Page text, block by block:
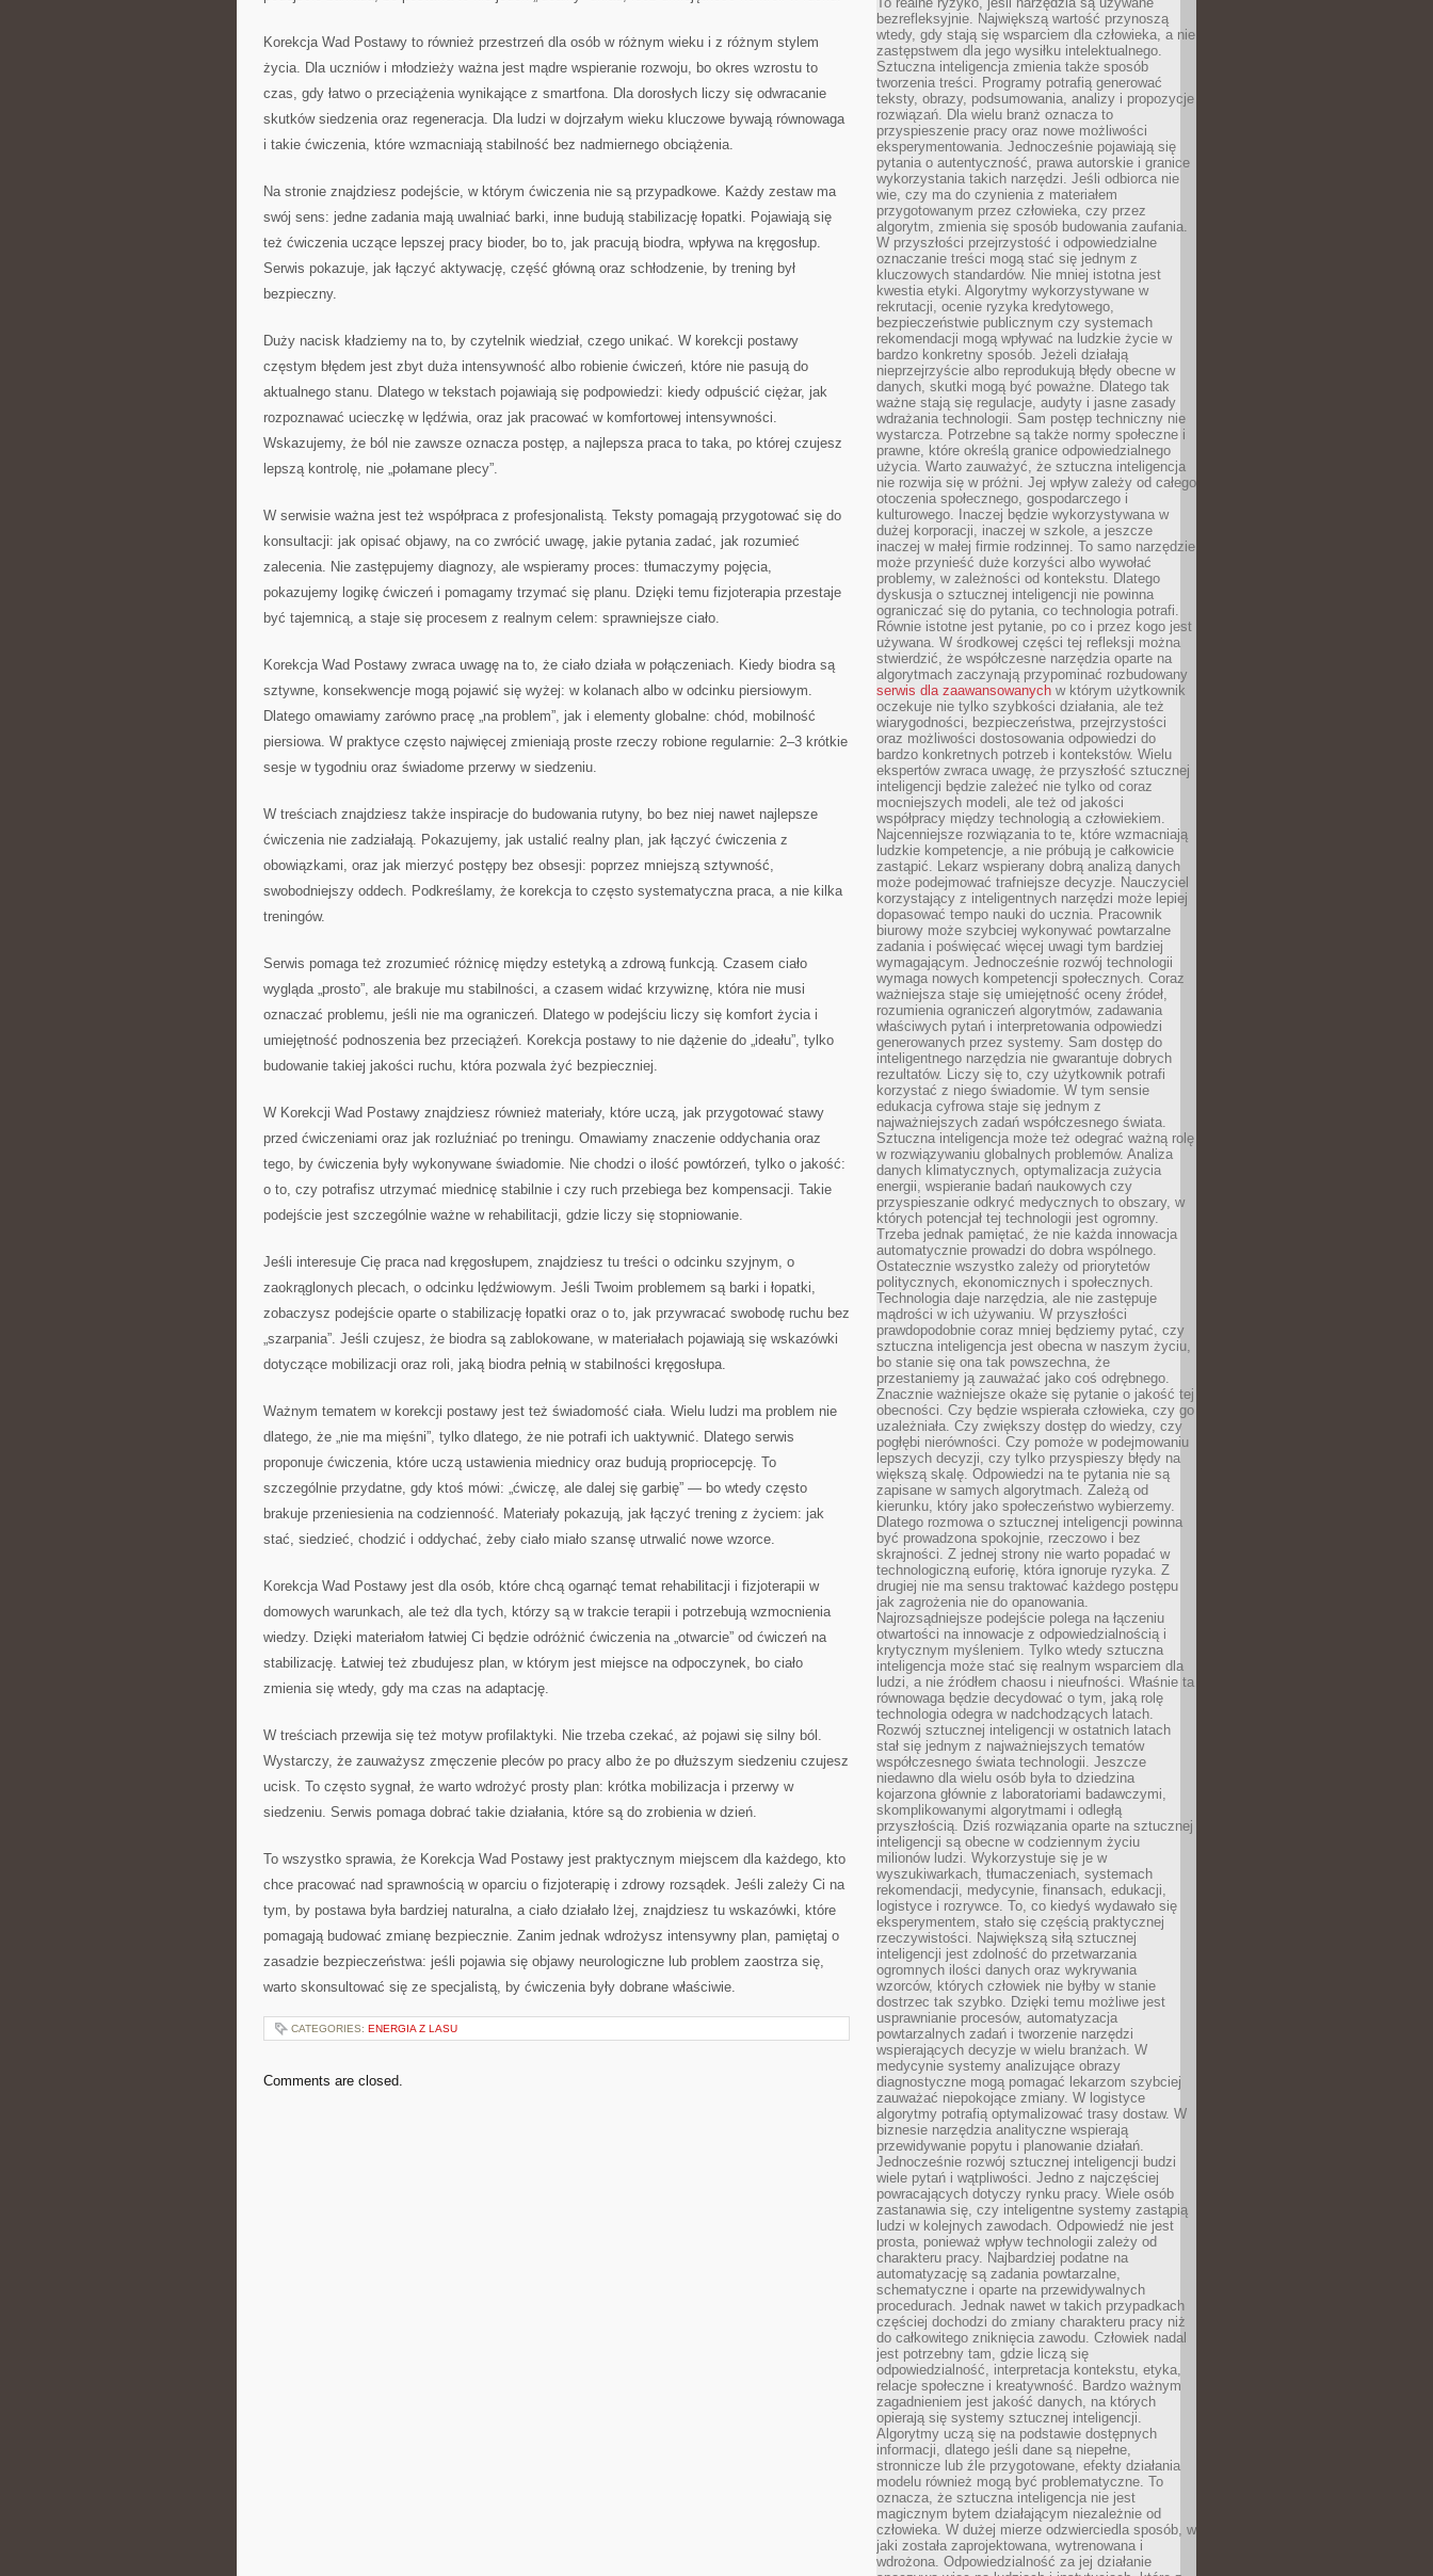
Korekcja Wad Postawy to również przestrzeń dla osób w różnym wieku i z różnym stylem
życia. Dla uczniów i młodzieży ważna jest mądre wspieranie rozwoju, bo okres wzrostu to
czas, gdy łatwo o przeciążenia wynikające z smartfona. Dla dorosłych liczy się odwracanie
skutków siedzenia oraz regeneracja. Dla ludzi w dojrzałym wieku kluczowe bywają równowaga
i takie ćwiczenia, które wzmacniają stabilność bez nadmiernego obciążenia.
Na stronie znajdziesz podejście, w którym ćwiczenia nie są przypadkowe. Każdy zestaw ma
swój sens: jedne zadania mają uwalniać barki, inne budują stabilizację łopatki. Pojawiają się
też ćwiczenia uczące lepszej pracy bioder, bo to, jak pracują biodra, wpływa na kręgosłup.
Serwis pokazuje, jak łączyć aktywację, część główną oraz schłodzenie, by trening był
bezpieczny.
Duży nacisk kładziemy na to, by czytelnik wiedział, czego unikać. W korekcji postawy
częstym błędem jest zbyt duża intensywność albo robienie ćwiczeń, które nie pasują do
aktualnego stanu. Dlatego w tekstach pojawiają się podpowiedzi: kiedy odpuścić ciężar, jak
rozpoznawać ucieczkę w lędźwia, oraz jak pracować w komfortowej intensywności.
Wskazujemy, że ból nie zawsze oznacza postęp, a najlepsza praca to taka, po której czujesz
lepszą kontrolę, nie „połamane plecy”.
W serwisie ważna jest też współpraca z profesjonalistą. Teksty pomagają przygotować się do
konsultacji: jak opisać objawy, na co zwrócić uwagę, jakie pytania zadać, jak rozumieć
zalecenia. Nie zastępujemy diagnozy, ale wspieramy proces: tłumaczymy pojęcia,
pokazujemy logikę ćwiczeń i pomagamy trzymać się planu. Dzięki temu fizjoterapia przestaje
być tajemnicą, a staje się procesem z realnym celem: sprawniejsze ciało.
Korekcja Wad Postawy zwraca uwagę na to, że ciało działa w połączeniach. Kiedy biodra są
sztywne, konsekwencje mogą pojawić się wyżej: w kolanach albo w odcinku piersiowym.
Dlatego omawiamy zarówno pracę „na problem”, jak i elementy globalne: chód, mobilność
piersiowa. W praktyce często najwięcej zmieniają proste rzeczy robione regularnie: 2–3 krótkie
sesje w tygodniu oraz świadome przerwy w siedzeniu.
W treściach znajdziesz także inspiracje do budowania rutyny, bo bez niej nawet najlepsze
ćwiczenia nie zadziałają. Pokazujemy, jak ustalić realny plan, jak łączyć ćwiczenia z
obowiązkami, oraz jak mierzyć postępy bez obsesji: poprzez mniejszą sztywność,
swobodniejszy oddech. Podkreślamy, że korekcja to często systematyczna praca, a nie kilka
treningów.
Serwis pomaga też zrozumieć różnicę między estetyką a zdrową funkcją. Czasem ciało
wygląda „prosto”, ale brakuje mu stabilności, a czasem widać krzywiznę, która nie musi
oznaczać problemu, jeśli nie ma ograniczeń. Dlatego w podejściu liczy się komfort życia i
umiejętność podnoszenia bez przeciążeń. Korekcja postawy to nie dążenie do „ideału”, tylko
budowanie takiej jakości ruchu, która pozwala żyć bezpieczniej.
W Korekcji Wad Postawy znajdziesz również materiały, które uczą, jak przygotować stawy
przed ćwiczeniami oraz jak rozluźniać po treningu. Omawiamy znaczenie oddychania oraz
tego, by ćwiczenia były wykonywane świadomie. Nie chodzi o ilość powtórzeń, tylko o jakość:
o to, czy potrafisz utrzymać miednicę stabilnie i czy ruch przebiega bez kompensacji. Takie
podejście jest szczególnie ważne w rehabilitacji, gdzie liczy się stopniowanie.
Jeśli interesuje Cię praca nad kręgosłupem, znajdziesz tu treści o odcinku szyjnym, o
zaokrąglonych plecach, o odcinku lędźwiowym. Jeśli Twoim problemem są barki i łopatki,
zobaczysz podejście oparte o stabilizację łopatki oraz o to, jak przywracać swobodę ruchu bez
„szarpania”. Jeśli czujesz, że biodra są zablokowane, w materiałach pojawiają się wskazówki
dotyczące mobilizacji oraz roli, jaką biodra pełnią w stabilności kręgosłupa.
Ważnym tematem w korekcji postawy jest też świadomość ciała. Wielu ludzi ma problem nie
dlatego, że „nie ma mięśni”, tylko dlatego, że nie potrafi ich uaktywnić. Dlatego serwis
proponuje ćwiczenia, które uczą ustawienia miednicy oraz budują propriocepcję. To
szczególnie przydatne, gdy ktoś mówi: „ćwiczę, ale dalej się garbię” — bo wtedy często
brakuje przeniesienia na codzienność. Materiały pokazują, jak łączyć trening z życiem: jak
stać, siedzieć, chodzić i oddychać, żeby ciało miało szansę utrwalić nowe wzorce.
Korekcja Wad Postawy jest dla osób, które chcą ogarnąć temat rehabilitacji i fizjoterapii w
domowych warunkach, ale też dla tych, którzy są w trakcie terapii i potrzebują wzmocnienia
wiedzy. Dzięki materiałom łatwiej Ci będzie odróżnić ćwiczenia na „otwarcie” od ćwiczeń na
stabilizację. Łatwiej też zbudujesz plan, w którym jest miejsce na odpoczynek, bo ciało
zmienia się wtedy, gdy ma czas na adaptację.
W treściach przewija się też motyw profilaktyki. Nie trzeba czekać, aż pojawi się silny ból.
Wystarczy, że zauważysz zmęczenie pleców po pracy albo że po dłuższym siedzeniu czujesz
ucisk. To często sygnał, że warto wdrożyć prosty plan: krótka mobilizacja i przerwy w
siedzeniu. Serwis pomaga dobrać takie działania, które są do zrobienia w dzień.
To wszystko sprawia, że Korekcja Wad Postawy jest praktycznym miejscem dla każdego, kto
chce pracować nad sprawnością w oparciu o fizjoterapię i zdrowy rozsądek. Jeśli zależy Ci na
tym, by postawa była bardziej naturalna, a ciało działało lżej, znajdziesz tu wskazówki, które
pomagają budować zmianę bezpiecznie. Zanim jednak wdrożysz intensywny plan, pamiętaj o
zasadzie bezpieczeństwa: jeśli pojawia się objawy neurologiczne lub problem zaostrza się,
warto skonsultować się ze specjalistą, by ćwiczenia były dobrane właściwie.
CATEGORIES: ENERGIA Z LASU
Comments are closed.
bezrefleksyjnie. Największą wartość przynoszą
wtedy, gdy stają się wsparciem dla człowieka, a nie
zastępstwem dla jego wysiłku intelektualnego.
Sztuczna inteligencja zmienia także sposób
tworzenia treści. Programy potrafią generować
teksty, obrazy, podsumowania, analizy i propozycje
rozwiązań. Dla wielu branż oznacza to
przyspieszenie pracy oraz nowe możliwości
eksperymentowania. Jednocześnie pojawiają się
pytania o autentyczność, prawa autorskie i granice
wykorzystania takich narzędzi. Jeśli odbiorca nie
wie, czy ma do czynienia z materiałem
przygotowanym przez człowieka, czy przez
algorytm, zmienia się sposób budowania zaufania.
W przyszłości przejrzystość i odpowiedzialne
oznaczanie treści mogą stać się jednym z
kluczowych standardów. Nie mniej istotna jest
kwestia etyki. Algorytmy wykorzystywane w
rekrutacji, ocenie ryzyka kredytowego,
bezpieczeństwie publicznym czy systemach
rekomendacji mogą wpływać na ludzkie życie w
bardzo konkretny sposób. Jeżeli działają
nieprzejrzyście albo reprodukują błędy obecne w
danych, skutki mogą być poważne. Dlatego tak
ważne stają się regulacje, audyty i jasne zasady
wdrażania technologii. Sam postęp techniczny nie
wystarcza. Potrzebne są także normy społeczne i
prawne, które określą granice odpowiedzialnego
użycia. Warto zauważyć, że sztuczna inteligencja
nie rozwija się w próżni. Jej wpływ zależy od całego
otoczenia społecznego, gospodarczego i
kulturowego. Inaczej będzie wykorzystywana w
dużej korporacji, inaczej w szkole, a jeszcze
inaczej w małej firmie rodzinnej. To samo narzędzie
może przynieść duże korzyści albo wywołać
problemy, w zależności od kontekstu. Dlatego
dyskusja o sztucznej inteligencji nie powinna
ograniczać się do pytania, co technologia potrafi.
Równie istotne jest pytanie, po co i przez kogo jest
używana. W środkowej części tej refleksji można
stwierdzić, że współczesne narzędzia oparte na
algorytmach zaczynają przypominać rozbudowany
serwis dla zaawansowanych w którym użytkownik
oczekuje nie tylko szybkości działania, ale też
wiarygodności, bezpieczeństwa, przejrzystości
oraz możliwości dostosowania odpowiedzi do
bardzo konkretnych potrzeb i kontekstów. Wielu
ekspertów zwraca uwagę, że przyszłość sztucznej
inteligencji będzie zależeć nie tylko od coraz
mocniejszych modeli, ale też od jakości
współpracy między technologią a człowiekiem.
Najcenniejsze rozwiązania to te, które wzmacniają
ludzkie kompetencje, a nie próbują je całkowicie
zastąpić. Lekarz wspierany dobrą analizą danych
może podejmować trafniejsze decyzje. Nauczyciel
korzystający z inteligentnych narzędzi może lepiej
dopasować tempo nauki do ucznia. Pracownik
biurowy może szybciej wykonywać powtarzalne
zadania i poświęcać więcej uwagi tym bardziej
wymagającym. Jednocześnie rozwój technologii
wymaga nowych kompetencji społecznych. Coraz
ważniejsza staje się umiejętność oceny źródeł,
rozumienia ograniczeń algorytmów, zadawania
właściwych pytań i interpretowania odpowiedzi
generowanych przez systemy. Sam dostęp do
inteligentnego narzędzia nie gwarantuje dobrych
rezultatów. Liczy się to, czy użytkownik potrafi
korzystać z niego świadomie. W tym sensie
edukacja cyfrowa staje się jednym z
najważniejszych zadań współczesnego świata.
Sztuczna inteligencja może też odegrać ważną rolę
w rozwiązywaniu globalnych problemów. Analiza
danych klimatycznych, optymalizacja zużycia
energii, wspieranie badań naukowych czy
przyspieszanie odkryć medycznych to obszary, w
których potencjał tej technologii jest ogromny.
Trzeba jednak pamiętać, że nie każda innowacja
automatycznie prowadzi do dobra wspólnego.
Ostatecznie wszystko zależy od priorytetów
politycznych, ekonomicznych i społecznych.
Technologia daje narzędzia, ale nie zastępuje
mądrości w ich używaniu. W przyszłości
prawdopodobnie coraz mniej będziemy pytać, czy
sztuczna inteligencja jest obecna w naszym życiu,
bo stanie się ona tak powszechna, że
przestaniemy ją zauważać jako coś odrębnego.
Znacznie ważniejsze okaże się pytanie o jakość tej
obecności. Czy będzie wspierała człowieka, czy go
uzależniała. Czy zwiększy dostęp do wiedzy, czy
pogłębi nierówności. Czy pomoże w podejmowaniu
lepszych decyzji, czy tylko przyspieszy błędy na
większą skalę. Odpowiedzi na te pytania nie są
zapisane w samych algorytmach. Zależą od
kierunku, który jako społeczeństwo wybierzemy.
Dlatego rozmowa o sztucznej inteligencji powinna
być prowadzona spokojnie, rzeczowo i bez
skrajności. Z jednej strony nie warto popadać w
technologiczną euforię, która ignoruje ryzyka. Z
drugiej nie ma sensu traktować każdego postępu
jak zagrożenia nie do opanowania.
Najrozsądniejsze podejście polega na łączeniu
otwartości na innowacje z odpowiedzialnością i
krytycznym myśleniem. Tylko wtedy sztuczna
inteligencja może stać się realnym wsparciem dla
ludzi, a nie źródłem chaosu i nieufności. Właśnie ta
równowaga będzie decydować o tym, jaką rolę
technologia odegra w nadchodzących latach.
Rozwój sztucznej inteligencji w ostatnich latach
stał się jednym z najważniejszych tematów
współczesnego świata technologii. Jeszcze
niedawno dla wielu osób była to dziedzina
kojarzona głównie z laboratoriami badawczymi,
skomplikowanymi algorytmami i odległą
przyszłością. Dziś rozwiązania oparte na sztucznej
inteligencji są obecne w codziennym życiu
milionów ludzi. Wykorzystuje się je w
wyszukiwarkach, tłumaczeniach, systemach
rekomendacji, medycynie, finansach, edukacji,
logistyce i rozrywce. To, co kiedyś wydawało się
eksperymentem, stało się częścią praktycznej
rzeczywistości. Największą siłą sztucznej
inteligencji jest zdolność do przetwarzania
ogromnych ilości danych oraz wykrywania
wzorców, których człowiek nie byłby w stanie
dostrzec tak szybko. Dzięki temu możliwe jest
usprawnianie procesów, automatyzacja
powtarzalnych zadań i tworzenie narzędzi
wspierających decyzje w wielu branżach. W
medycynie systemy analizujące obrazy
diagnostyczne mogą pomagać lekarzom szybciej
zauważać niepokojące zmiany. W logistyce
algorytmy potrafią optymalizować trasy dostaw. W
biznesie narzędzia analityczne wspierają
przewidywanie popytu i planowanie działań.
Jednocześnie rozwój sztucznej inteligencji budzi
wiele pytań i wątpliwości. Jedno z najczęściej
powracających dotyczy rynku pracy. Wiele osób
zastanawia się, czy inteligentne systemy zastąpią
ludzi w kolejnych zawodach. Odpowiedź nie jest
prosta, ponieważ wpływ technologii zależy od
charakteru pracy. Najbardziej podatne na
automatyzację są zadania powtarzalne,
schematyczne i oparte na przewidywalnych
procedurach. Jednak nawet w takich przypadkach
częściej dochodzi do zmiany charakteru pracy niż
do całkowitego zniknięcia zawodu. Człowiek nadal
jest potrzebny tam, gdzie liczą się
odpowiedzialność, interpretacja kontekstu, etyka,
relacje społeczne i kreatywność. Bardzo ważnym
zagadnieniem jest jakość danych, na których
opierają się systemy sztucznej inteligencji.
Algorytmy uczą się na podstawie dostępnych
informacji, dlatego jeśli dane są niepełne,
stronnicze lub źle przygotowane, efekty działania
modelu również mogą być problematyczne. To
oznacza, że sztuczna inteligencja nie jest
magicznym bytem działającym niezależnie od
człowieka. W dużej mierze odzwierciedla sposób, w
jaki została zaprojektowana, wytrenowana i
wdrożona. Odpowiedzialność za jej działanie